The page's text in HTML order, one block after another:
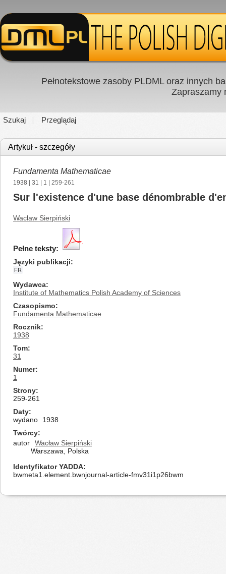
Pełnotekstowe zasoby PLDML oraz innych
Zapraszamy
Szukaj Przeglądaj
Artykuł - szczegóły
Fundamenta Mathematicae
1938 31 1 | 259-261
Sur l'existence d'une base dénombrable
Wacław Sierpiński
Pełne teksty:
Języki publikacji
FR
Wydawca
Institute of Mathematics Polish Academy of Sciences
Czasopismo
Fundamenta Mathematicae
Rocznik
1938
Tom
31
Numer
1
Strony
259-261
Daty
wydano
1938
Twórcy
autor
Wacław Sierpiński
Warszawa, Polska
Identyfikator YADDA
bwmeta1.element.bwnjournal-article-fmv31i1p26bwm